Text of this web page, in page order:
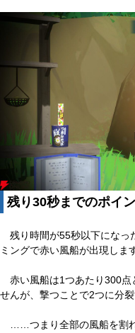
残り30秒までのポイ
残り時間が55秒以下になっ
ミングで赤い風船が出現しま
赤い風船は1つあたり300点
せんが、撃つことで2つに分裂
……つまり全部の風船を割れ